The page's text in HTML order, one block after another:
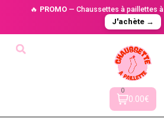
🔥 PROMO — Chaussettes à paillettes à
J'achète →
0
0.00€